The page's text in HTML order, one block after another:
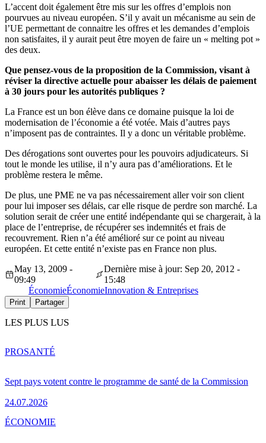
L’accent doit également être mis sur les offres d’emplois non
pourvues au niveau européen. S’il y avait un mécanisme au sein de
l’UE permettant de connaitre les offres et les demandes d’emplois
non satisfaites, il y aurait peut être moyen de faire un « melting pot »
des deux.
Que pensez-vous de la proposition de la Commission, visant à
réviser la directive actuelle pour abaisser les délais de paiement
à 30 jours pour les autorités publiques ?
La France est un bon élève dans ce domaine puisque la loi de
modernisation de l’économie a été votée. Mais d’autres pays
n’imposent pas de contraintes. Il y a donc un véritable problème.
Des dérogations sont ouvertes pour les pouvoirs adjudicateurs. Si
tout le monde les utilise, il n’y aura pas d’améliorations. Et le
problème restera le même.
De plus, une PME ne va pas nécessairement aller voir son client
pour lui imposer ses délais, car elle risque de perdre son marché. La
solution serait de créer une entité indépendante qui se chargerait, à la
place de l’entreprise, de récupérer ses indemnités et frais de
recouvrement. Rien n’a été amélioré sur ce point au niveau
européen. Et cette entité n’existe pas en France non plus.
May 13, 2009 -
09:49
Dernière mise à jour: Sep 20, 2012 -
15:48
ÉconomieÉconomieInnovation & Entreprises
Print Partager
LES PLUS LUS
Sept pays votent contre le programme de santé de la Commission
24.07.2026
PROSANTÉ
ÉCONOMIE